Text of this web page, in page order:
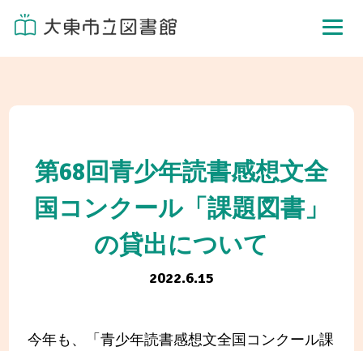
第68回青少年読書感想文全
国コンクール「課題図書」
の貸出について
2022.6.15
今年も、「青少年読書感想文全国コンクール課